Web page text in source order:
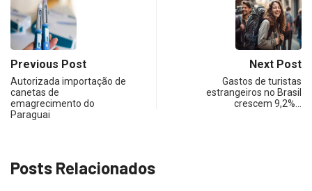
Previous Post
Autorizada importação de
canetas de
emagrecimento do
Paraguai
Next Post
Gastos de turistas
estrangeiros no Brasil
crescem 9,2%…
Posts Relacionados